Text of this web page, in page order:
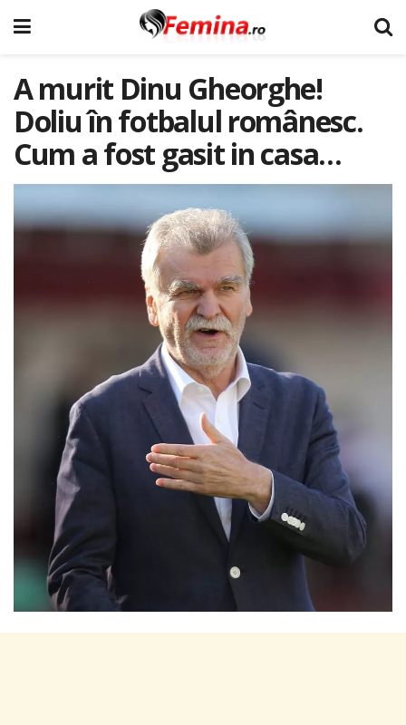
A murit Dinu Gheorghe!
Doliu în fotbalul românesc.
Cum a fost gasit in casa…